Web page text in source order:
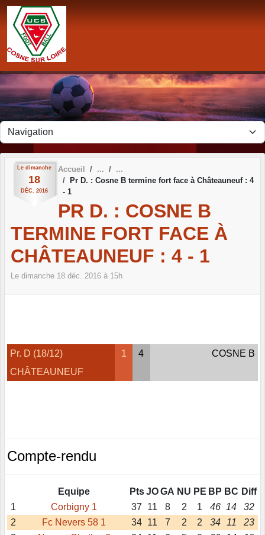
Le dimanche
18
DÉC. 2016
Accueil
Pr D. : Cosne B termine fort face à Châteauneuf : 4
- 1
PR D. : COSNE B
TERMINE FORT FACE À
CHÂTEAUNEUF : 4 - 1
Le dimanche 18 déc. 2016 à 15h
Pr. D (18/12)
CHÂTEAUNEUF
1 4 COSNE B
Compte-rendu
Equipe Pts JO GA NU PE BP BC Diff
1
Corbigny 1 37 11 8 2 1 46 14
32
2
Fc Nevers 58 1 34 11 7 2 2 34 11
23
Panneau de gestion des cookies